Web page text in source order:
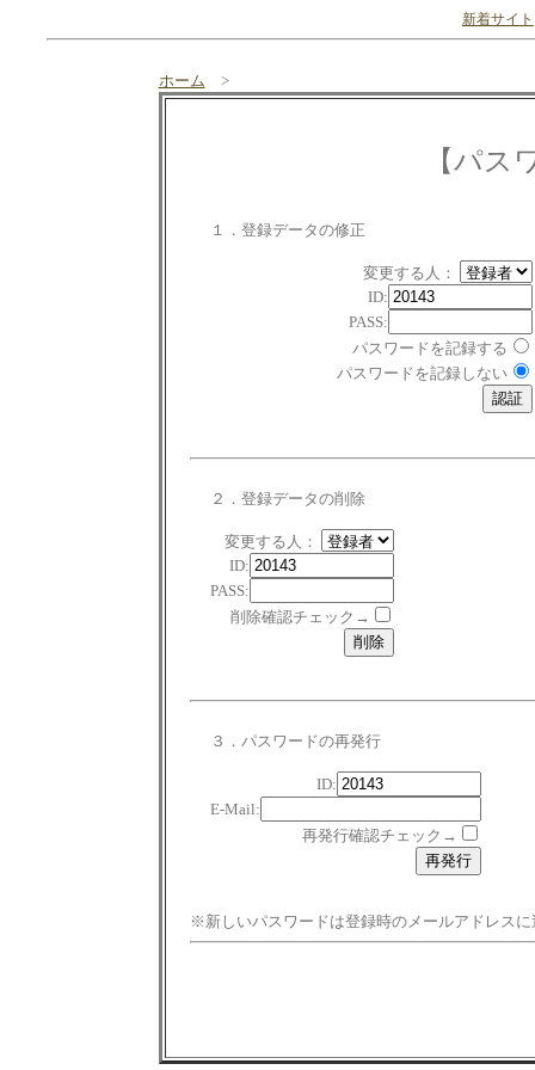
新着サイト
ホーム >
【パス
１．登録データの修正
変更する人：
ID:
PASS:
パスワードを記録する
パスワードを記録しない
２．登録データの削除
変更する人：
ID:
PASS:
削除確認チェック→
３．パスワードの再発行
ID:
E-Mail:
再発行確認チェック→
※新しいパスワードは登録時のメールアドレスに